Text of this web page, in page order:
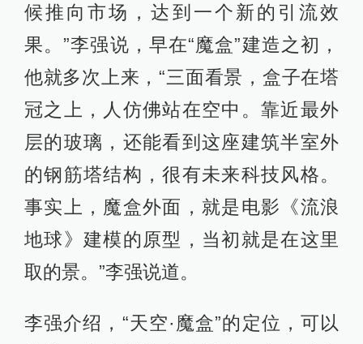
候推向市场，达到一个新的引流效
果。”李强说，早在“魔盒”建造之初，
他就多次上来，“三面看景，盒子在塔
冠之上，人仿佛站在空中。靠近最外
层的玻璃，还能看到这座建筑半室外
的钢筋塔结构，很有未来科技风格。
事实上，魔盒外面，就是电影《流浪
地球》建模的原型，当初就是在这里
取的景。”李强说道。
李强介绍，“天空·魔盒”的定位，可以